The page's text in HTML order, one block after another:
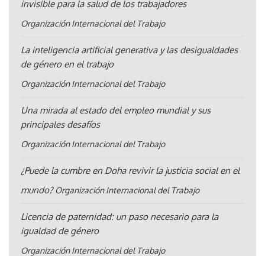
invisible para la salud de los trabajadores
Organización Internacional del Trabajo
La inteligencia artificial generativa y las desigualdades
de género en el trabajo
Organización Internacional del Trabajo
Una mirada al estado del empleo mundial y sus
principales desafíos
Organización Internacional del Trabajo
¿Puede la cumbre en Doha revivir la justicia social en el
mundo? Organización Internacional del Trabajo
Licencia de paternidad: un paso necesario para la
igualdad de género
Organización Internacional del Trabajo